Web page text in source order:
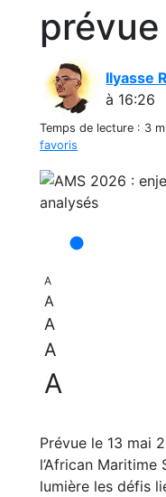
Ilyasse
à 16:26
Temps de lecture : 3
favoris
A
A
A
A
A
Prévue le 13 mai
l’African
lumière les défis